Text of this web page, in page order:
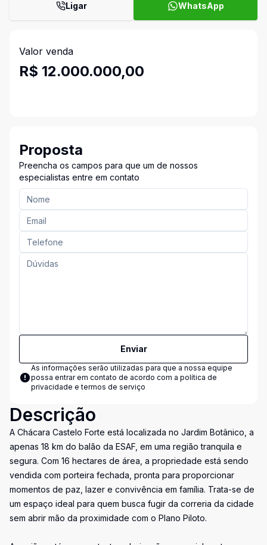
Ligar WhatsApp
Valor venda
R$ 12.000.000,00
Proposta
Preencha os campos para que um de nossos
especialistas entre em contato
Enviar
As informações serão utilizadas para que a nossa equipe
possa entrar em contato de acordo com a política de
privacidade e termos de serviço
Descrição
A Chácara Castelo Forte está localizada no Jardim Botânico, a
apenas 18 km do balão da ESAF, em uma região tranquila e
segura. Com 16 hectares de área, a propriedade está sendo
vendida com porteira fechada, pronta para proporcionar
momentos de paz, lazer e convivência em família. Trata-se de
um espaço ideal para quem busca fugir da correria da cidade
sem abrir mão da proximidade com o Plano Piloto.